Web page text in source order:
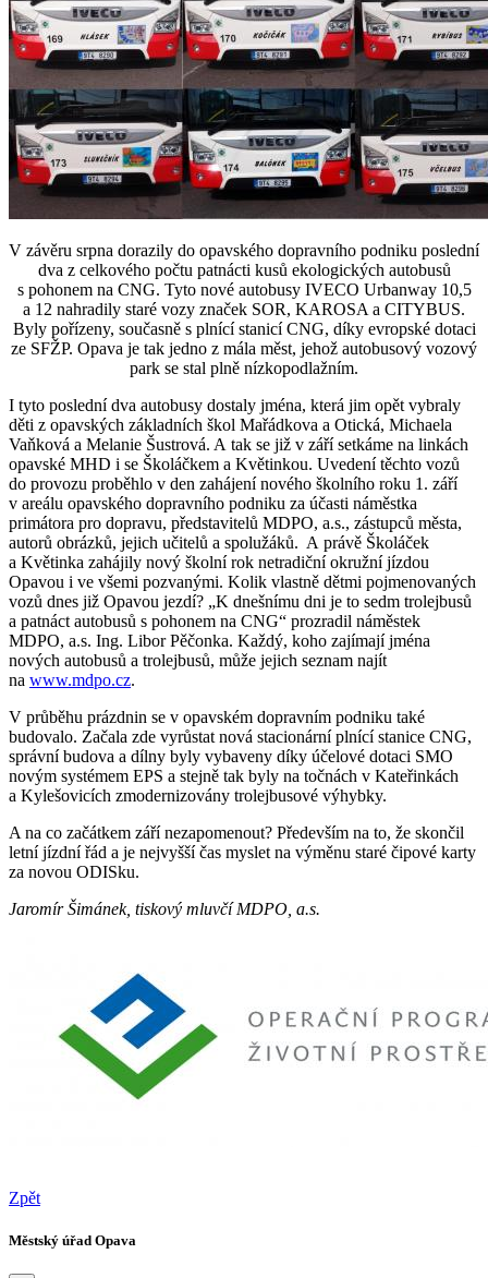
V závěru srpna dorazily do opavského dopravního podniku poslední
dva z celkového počtu patnácti kusů ekologických autobusů
s pohonem na CNG. Tyto nové autobusy IVECO Urbanway 10,5
a 12 nahradily staré vozy značek SOR, KAROSA a CITYBUS.
Byly pořízeny, současně s plnící stanicí CNG, díky evropské dotaci
ze SFŽP. Opava je tak jedno z mála měst, jehož autobusový vozový
park se stal plně nízkopodlažním.
I tyto poslední dva autobusy dostaly jména, která jim opět vybraly
děti z opavských základních škol Mařádkova a Otická, Michaela
Vaňková a Melanie Šustrová. A tak se již v září setkáme na linkách
opavské MHD i se Školáčkem a Květinkou. Uvedení těchto vozů
do provozu proběhlo v den zahájení nového školního roku 1. září
v areálu opavského dopravního podniku za účasti náměstka
primátora pro dopravu, představitelů MDPO, a.s., zástupců města,
autorů obrázků, jejich učitelů a spolužáků. A právě Školáček
a Květinka zahájily nový školní rok netradiční okružní jízdou
Opavou i ve všemi pozvanými. Kolik vlastně dětmi pojmenovaných
vozů dnes již Opavou jezdí? „K dnešnímu dni je to sedm trolejbusů
a patnáct autobusů s pohonem na CNG“ prozradil náměstek
MDPO, a.s. Ing. Libor Pěčonka. Každý, koho zajímají jména
nových autobusů a trolejbusů, může jejich seznam najít
na www.mdpo.cz.
V průběhu prázdnin se v opavském dopravním podniku také
budovalo. Začala zde vyrůstat nová stacionární plnící stanice CNG,
správní budova a dílny byly vybaveny díky účelové dotaci SMO
novým systémem EPS a stejně tak byly na točnách v Kateřinkách
a Kylešovicích zmodernizovány trolejbusové výhybky.
A na co začátkem září nezapomenout? Především na to, že skončil
letní jízdní řád a je nejvyšší čas myslet na výměnu staré čipové karty
za novou ODISku.
Jaromír Šimánek, tiskový mluvčí MDPO, a.s.
Zpět
Městský úřad Opava